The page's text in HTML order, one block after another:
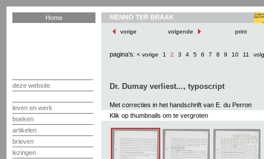
Home
deze website
leven en werk
boeken
artikelen
brieven
lezingen
MENNO TER BRAAK
vorige volgende print
pagina's: < vorige 1 2 3 4 5 6 7 8 9 10 11
Dr. Dumay verliest..., typoscript
Met correcties in het handschrift van E. du Perron
Klik op thumbnails om te vergroten